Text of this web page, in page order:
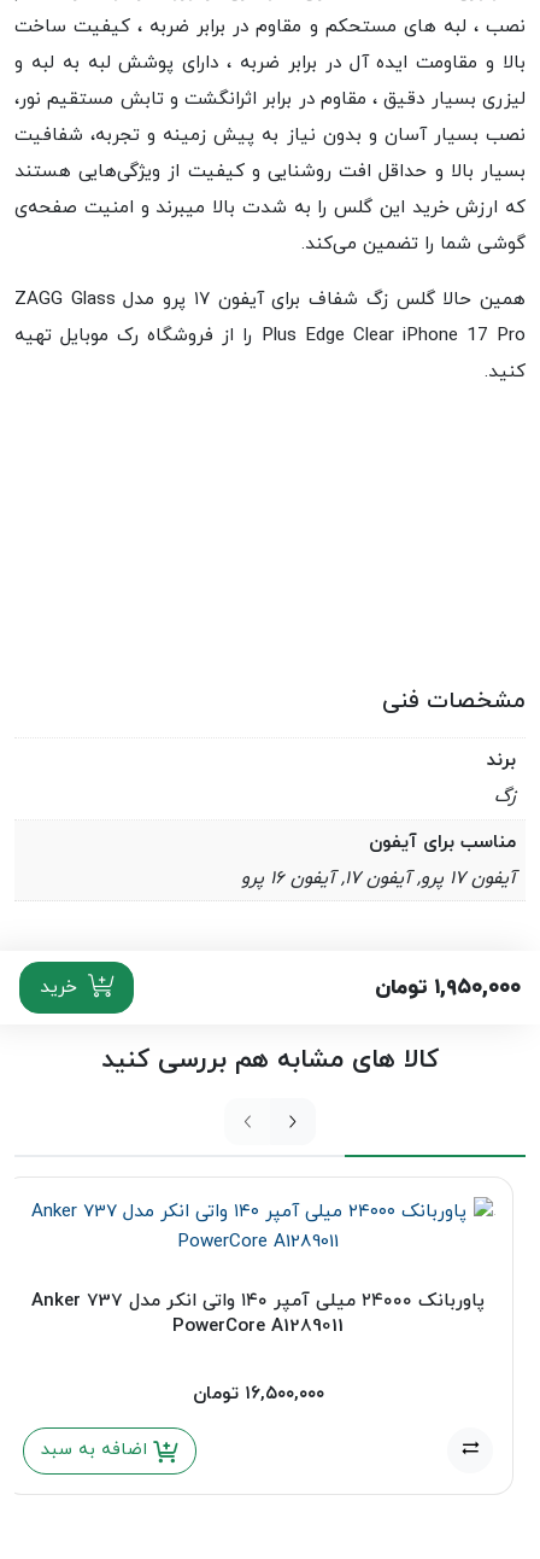
نصب ، لبه های مستحکم و مقاوم در برابر ضربه ، کیفیت ساخت
بالا و مقاومت ایده آل در برابر ضربه ، دارای پوشش لبه به لبه و
لیزری بسیار دقیق ، مقاوم در برابر اثرانگشت و تابش مستقیم نور،
نصب بسیار آسان و بدون نیاز به پیش زمینه و تجربه، شفافیت
بسیار بالا و حداقل افت روشنایی و کیفیت از ویژگی‌هایی هستند
که ارزش خرید این گلس را به شدت بالا میبرند و امنیت صفحه‌ی
گوشی شما را تضمین می‌کند.
همین حالا گلس زگ شفاف برای آیفون ۱۷ پرو مدل ZAGG Glass
Plus Edge Clear iPhone 17 Pro را از فروشگاه رک موبایل تهیه
کنید.
مشخصات فنی
برند
زگ
مناسب برای آیفون
آيفون ۱۷ پرو, آیفون ۱۷, آيفون ۱۶ پرو
۱,۹۵۰,۰۰۰ تومان خرید
کالا های مشابه هم بررسی کنید
پاوربانک ۲۴۰۰۰ میلی‌ آمپر ۱۴۰ واتی انکر مدل Anker 737
PowerCore A1289011
۱۶,۵۰۰,۰۰۰ تومان
اضافه به سبد